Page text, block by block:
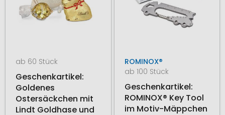
ab 60 Stück
Geschenkartikel:
Goldenes
Ostersäckchen mit
Lindt Goldhase und
ROMINOX®
ab 100 Stück
Geschenkartikel:
ROMINOX® Key Tool
im Motiv-Mäppchen